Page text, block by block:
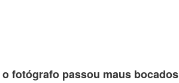
fotógrafo passou maus bocados